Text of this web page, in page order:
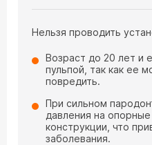
Нельзя проводить
Возраст до 20 лет и
пульпой, так как ее
повредить.
При сильном
давления на
конструкции, что
заболевания.